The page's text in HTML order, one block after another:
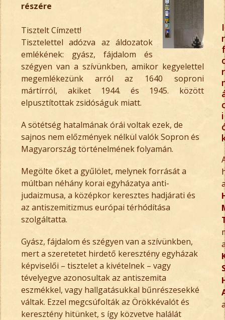
részére
Tisztelt Címzett!
Tisztelettel adózva az áldozatok
emlékének: gyász, fájdalom és
szégyen van a szívünkben, amikor kegyelettel
megemlékezünk arról az 1640 soproni
mártírról, akiket 1944. és 1945. között
elpusztítottak zsidóságuk miatt.
A sötétség hatalmának órái voltak ezek, de
sajnos nem előzmények nélkül valók Sopron és
Magyarország történelmének folyamán.
Megölte őket a gyűlölet, melynek forrását a
múltban néhány korai egyházatya anti-
judaizmusa, a középkor keresztes hadjárati és
az antiszemitizmus európai térhódítása
szolgáltatta.
Gyász, fájdalom és szégyen van a szívünkben,
mert a szeretetet hirdető keresztény egyházak
képviselői – tisztelet a kivételnek – vagy
tévelyegve azonosultak az antiszemita
eszmékkel, vagy hallgatásukkal bűnrészesekké
váltak. Ezzel megcsúfolták az Örökkévalót és
keresztény hitünket, s így közvetve halálát
I
f
r
i